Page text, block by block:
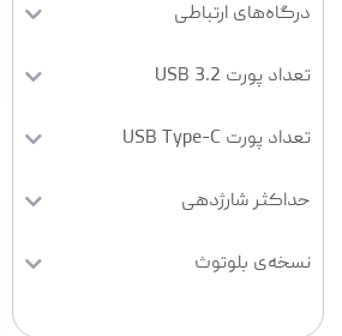
درگاه‌های ارتباطی
تعداد پورت USB 3.2
تعداد پورت USB Type-C
حداکثر شارژدهی
نسخه‌ی بلوتوث